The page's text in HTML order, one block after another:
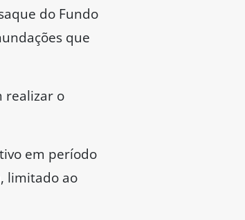
do Fundo
que
realizar o
em período
limitado ao